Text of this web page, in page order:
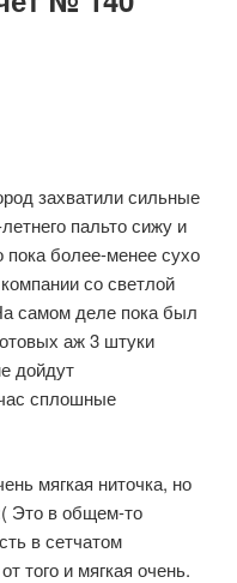
захватили сильные
пальто сижу и
более-менее сухо
со светлой
самом деле пока был
аж 3 штуки
дойдут
сплошные
мягкая ниточка, но
Это в общем-то
в сетчатом
того и мягкая очень.